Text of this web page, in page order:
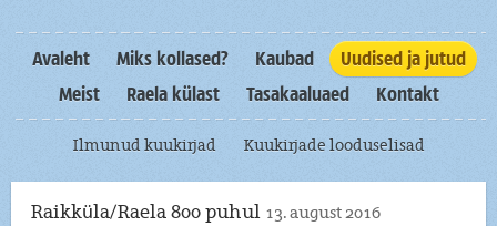
Avaleht Miks kollased? Kaubad
Uudised ja jutud
Meist
Raela külast Tasakaaluaed Kontakt
Ilmunud kuukirjad Kuukirjade looduselisad
Raikküla/Raela 800 puhul 13. august 2016